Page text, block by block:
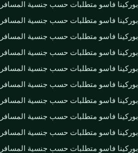
بوركينا فاسو متطلبات حسب جنسية المسافر
بوركينا فاسو متطلبات حسب جنسية المسافر
بوركينا فاسو متطلبات حسب جنسية المسافر
بوركينا فاسو متطلبات حسب جنسية المسافر
بوركينا فاسو متطلبات حسب جنسية المسافر
بوركينا فاسو متطلبات حسب جنسية المسافر
بوركينا فاسو متطلبات حسب جنسية المسافر
بوركينا فاسو متطلبات حسب جنسية المسافر
بوركينا فاسو متطلبات حسب جنسية المسافر
بوركينا فاسو متطلبات حسب جنسية المسافر